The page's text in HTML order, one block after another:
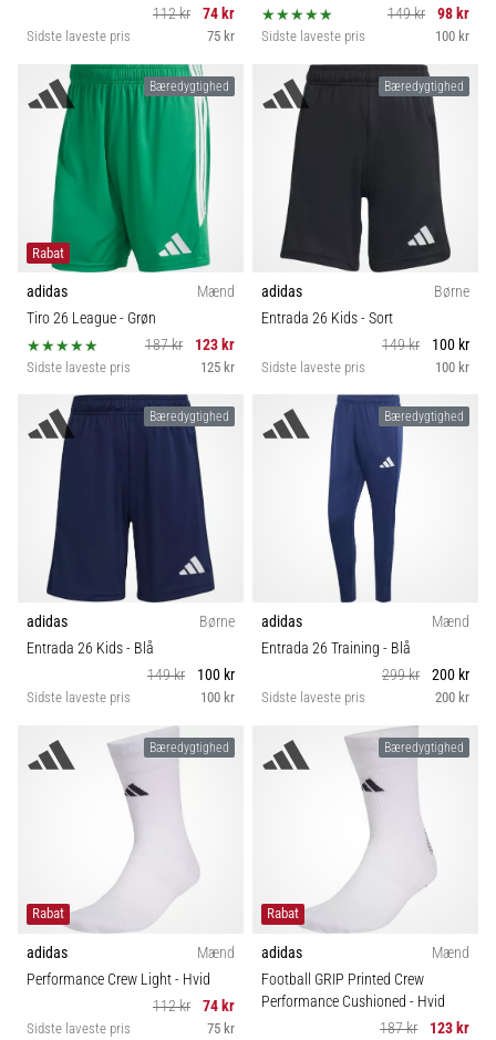
112 kr
74 kr
Sidste laveste pris 75 kr
149 kr
98 kr
Sidste laveste pris 100 kr
Bæredygtighed
Rabat
adidas
Mænd
Tiro 26 League- Grøn
187 kr
123 kr
Sidste laveste pris 125 kr
Bæredygtighed
adidas
Børne
Entrada 26 Kids- Sort
149 kr
100 kr
Sidste laveste pris 100 kr
Bæredygtighed
adidas
Børne
Entrada 26 Kids- Blå
149 kr
100 kr
Sidste laveste pris 100 kr
Bæredygtighed
adidas
Mænd
Entrada 26 Training - Blå
299 kr
200 kr
Sidste laveste pris 200 kr
Bæredygtighed
Rabat
adidas
Mænd
Performance Crew Light- Hvid
112 kr
74 kr
Sidste laveste pris 75 kr
Bæredygtighed
Rabat
adidas
Mænd
Football GRIP Printed Crew
Performance Cushioned - Hvid
187 kr
123 kr